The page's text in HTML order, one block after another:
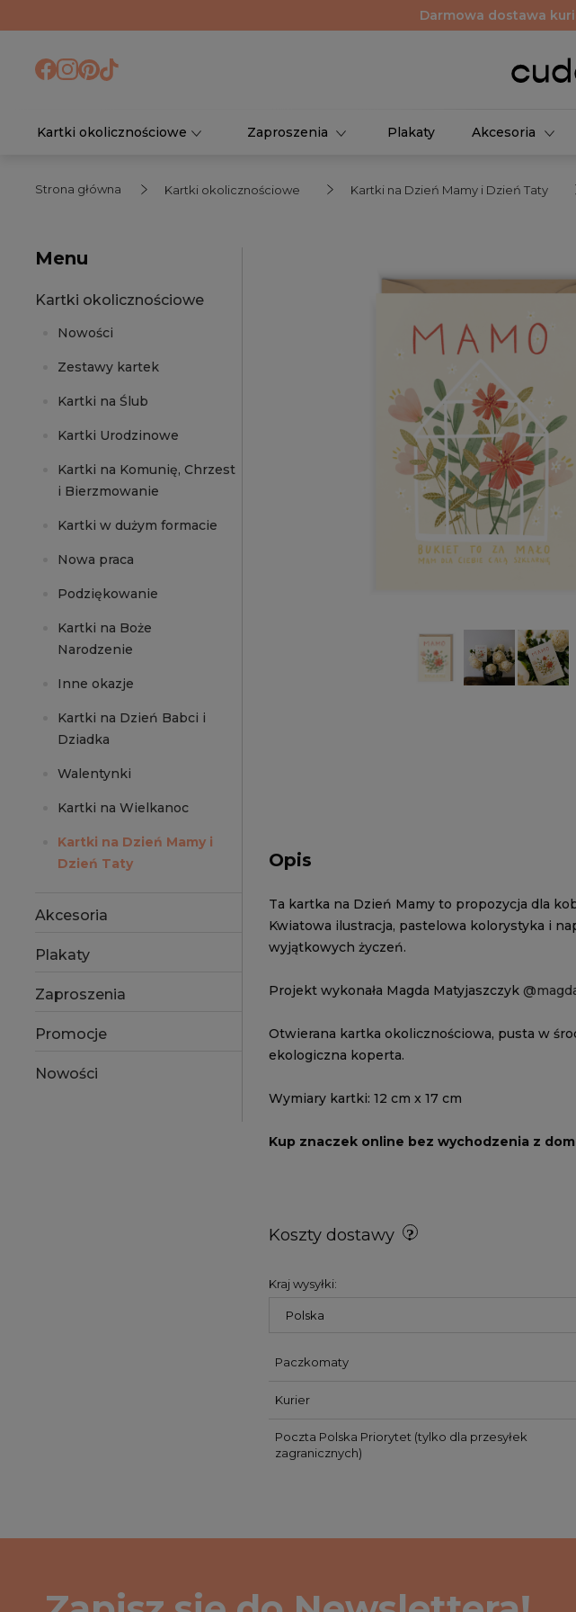
Darmowa dostawa
Kartki okolicznościowe Zaproszenia Plakaty Akcesoria
Strona główna Kartki okolicznościowe Kartki na Dzień Mamy i Dzień Taty
Menu
Kartki okolicznościowe
Nowości
Zestawy kartek
Kartki na Ślub
Kartki Urodzinowe
Kartki na Komunię, Chrzest
i Bierzmowanie
Kartki w dużym formacie
Nowa praca
Podziękowanie
Kartki na Boże
Narodzenie
Inne okazje
Kartki na Dzień Babci i
Dziadka
Walentynki
Kartki na Wielkanoc
Kartki na Dzień Mamy i
Dzień Taty
Akcesoria
Plakaty
Zaproszenia
Promocje
Nowości
Opis
Ta kartka na Dzień Mamy to propozycja dla
Kwiatowa ilustracja, pastelowa kolorystyka i
wyjątkowych życzeń.
Projekt wykonała Magda Matyjaszczyk
Otwierana kartka okolicznościowa, pusta w
ekologiczna koperta.
Wymiary kartki: 12 cm x 17 cm
Kup znaczek online bez wychodzenia z
Koszty dostawy
Kraj wysyłki:
Paczkomaty
Kurier
Poczta Polska Priorytet (tylko dla przesyłek
zagranicznych)